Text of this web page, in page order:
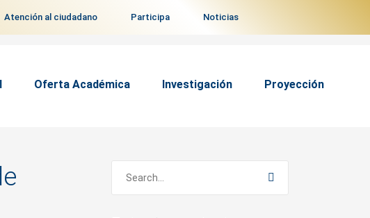
Atención al ciudadano Participa Noticias
Oferta Académica Investigación Proyección